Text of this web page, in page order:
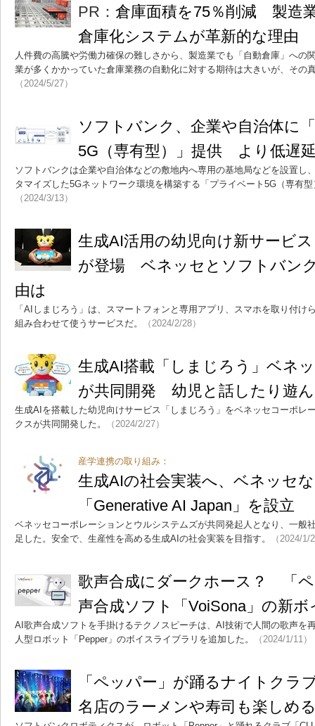
PR： 倉庫面積を75％削減 製造
倉庫化システムが革新的な理由
人件費の高騰や労働力確保の難しさから、製造業でも「自動倉庫」への
業が多くかかっていた倉庫業務の自動化に対する期待は大きいが、その
（2024/5/27）
ソフトバンク、企業や自治体に
5G（専有型）」提供 より低遅
ソフトバンクは企業や自治体などの敷地内へ専用の基地局などを設置し
タマイズした5Gネットワーク環境を構築する「プライベート5G（専有
（2024/3/13）
生成AI活用の幼児向け新サービ
が登場 ベネッセとソフトバン
由は
「AIしまじろう」は、スマートフォンと専用アプリ、スマホを取り付け
組み合わせて使うサービスだ。
（2024/2/28）
生成AI搭載「しまじろう」ベネ
が共同開発 幼児と話したり遊
生成AIを搭載した幼児向けサービス「しまじろう」をベネッセコーポレ
クスが共同開発した。
（2024/2/27）
産学連携の取り組み：
生成AIの社会実装へ、ベネッセ
「Generative AI Japan」を設立
ベネッセコーポレーションとウルシステムズが共同発起人となり、一般
足した。安全で、生産性を高める生成AIの社会実装を目指す。
（2024/1/
歌声合成にダークホース？ 「
声合成ソフト「VoiSona」の新
AI歌声合成ソフトを手掛けるテクノスピーチは、AI技術で人間の歌声を
人型ロボット「Pepper」のボイスライブラリを追加した。
（2024/1/11）
「ペッパー」が踊るナイトク
名店のラーメンや寿司も楽しめ